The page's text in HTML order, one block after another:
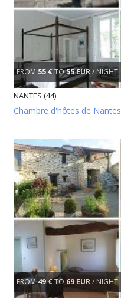
FROM 55 €TO55 EUR/ NIGHT
NANTES (44)
Chambre d'hôtes de Nantes
FROM49 €TO 69 EUR/ NIGHT